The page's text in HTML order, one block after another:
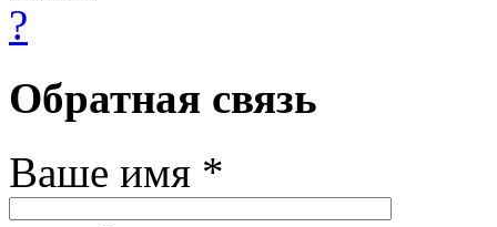
?
Обратная связь
Ваше имя *